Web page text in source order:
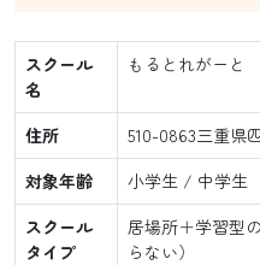
スクール
名
もるとれがーと
住所
510-0863三重県
対象年齢
小学生 / 中学生
スクール
タイプ
居場所＋学習型
らない）